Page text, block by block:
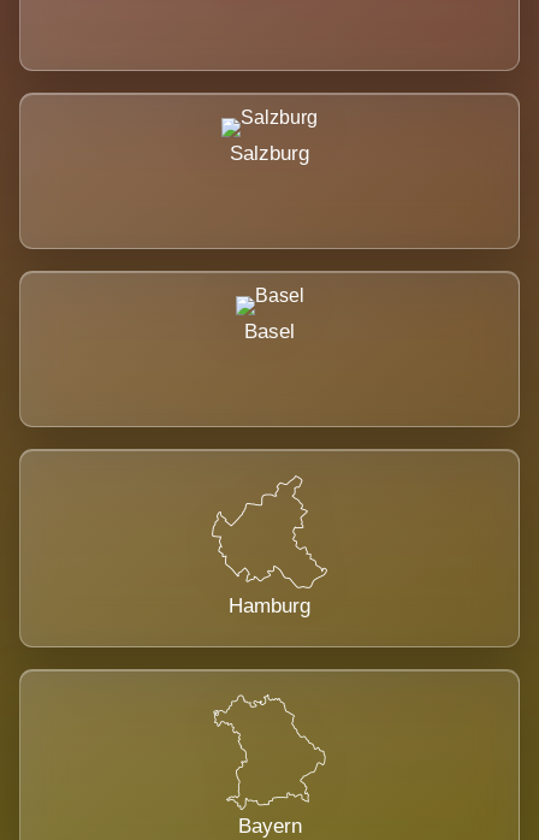
Salzburg
Basel
Hamburg
Bayern